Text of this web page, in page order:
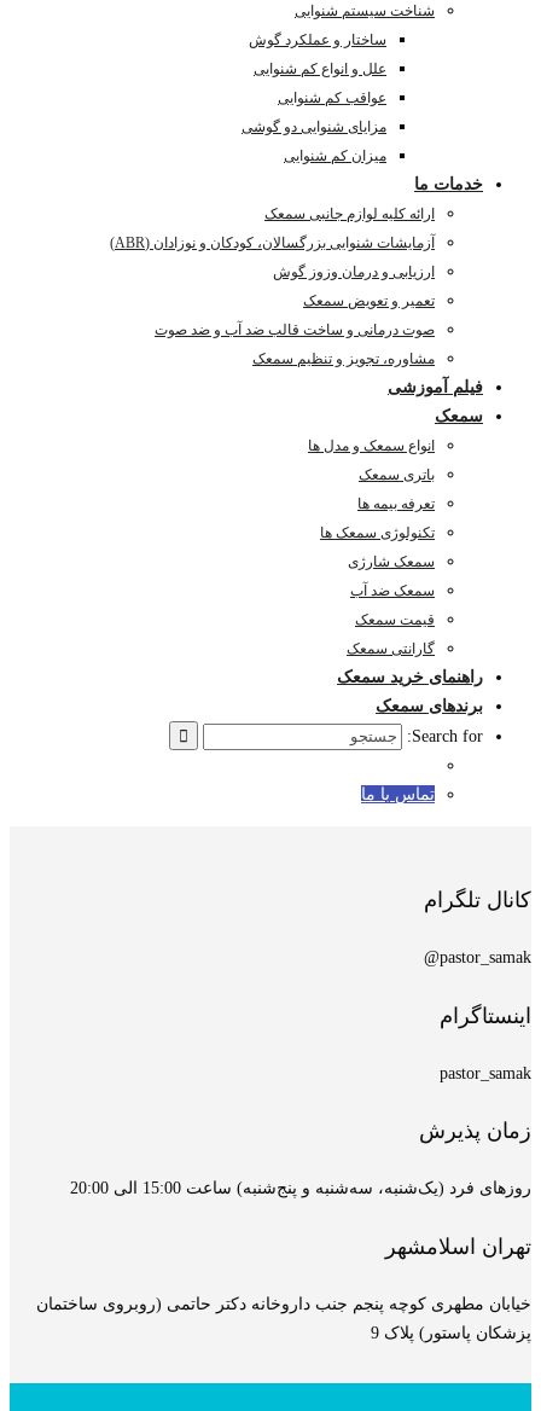
شناخت سیستم شنوایی
ساختار و عملکرد گوش
علل و انواع کم شنوایی
عواقب کم شنوایی
مزایای شنوایی دو گوشی
میزان کم شنوایی
خدمات ما
ارائه کلیه لوازم جانبی سمعک
آزمایشات شنوایی بزرگسالان، کودکان و نوزادان (ABR)
ارزیابی و درمان وزوز گوش
تعمیر و تعویض سمعک
صوت درمانی و ساخت قالب ضد آب و ضد صوت
مشاوره، تجویز و تنظیم سمعک
فیلم آموزشی
سمعک
انواع سمعک و مدل ها
باتری سمعک
تعرفه بیمه ها
تکنولوژی سمعک ها
سمعک شارژی
سمعک ضد آب
قیمت سمعک
گارانتی سمعک
راهنمای خرید سمعک
برندهای سمعک
Search for:
تماس با ما
کانال تلگرام
pastor_samak@
اینستاگرام
pastor_samak
زمان پذیرش
روزهای فرد (یک‌شنبه، سه‌شنبه و پنج‌شنبه) ساعت 15:00 الی 20:00
تهران اسلامشهر
خیابان مطهری کوچه پنجم جنب داروخانه دکتر حاتمی (روبروی ساختمان
پزشکان پاستور) پلاک 9